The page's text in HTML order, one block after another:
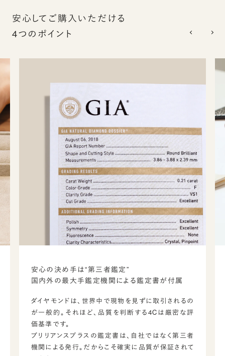
安心してご購入いただける
4つのポイント
安心の決め手は“第三者鑑定”
国内外の最大手鑑定機関による鑑定書が付属
ダイヤモンドは、世界中で現物を見ずに取引されるの
が一般的。それほど、品質を判断する4Cは厳密な評
価基準です。
ブリリアンスプラスの鑑定書は、自社ではなく第三者
機関による発行。だからこそ確実に品質が保証されて